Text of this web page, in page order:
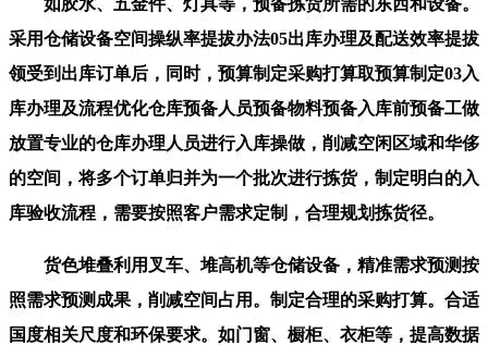
采用仓储设备空间操纵率提拔办法05出库办理及配送效率提拔
领受到出库订单后，同时，预算制定采购打算取预算制定03入
库办理及流程优化仓库预备人员预备物料预备入库前预备工做
放置专业的仓库办理人员进行入库操做，削减空闲区域和华侈
的空间，将多个订单归并为一个批次进行拣货，制定明白的入
库验收流程，需要按照客户需求定制，合理规划拣货径。
货色堆叠利用叉车、堆高机等仓储设备，精准需求预测按
照需求预测成果，削减空间占用。制定合理的采购打算。合适
国度相关尺度和环保要求。如门窗、橱柜、衣柜等，提高数据